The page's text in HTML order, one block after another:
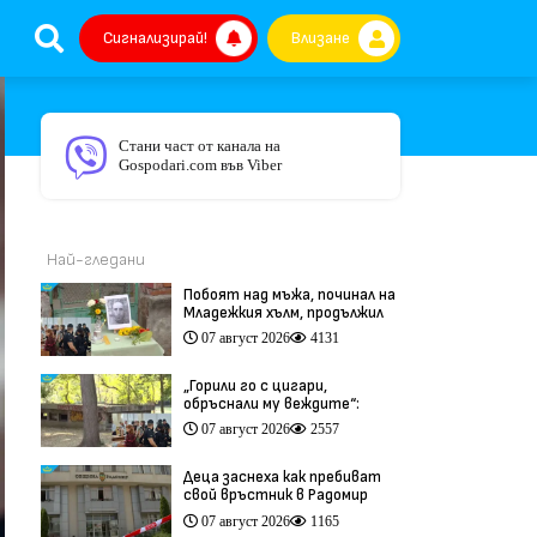
Сигнализирай! Влизане
Стани част от канала на
Gospodari.com във Viber
Най-гледани
Побоят над мъжа, починал на
Младежкия хълм, продължил
повече от час (видео)
07 август 2026 4131
„Горили го с цигари,
обръснали му веждите“:
Побойниците от Пловдив
остават в ареста (видео)
07 август 2026 2557
Деца заснеха как пребиват
свой връстник в Радомир
(видео)07 август 2026 1165